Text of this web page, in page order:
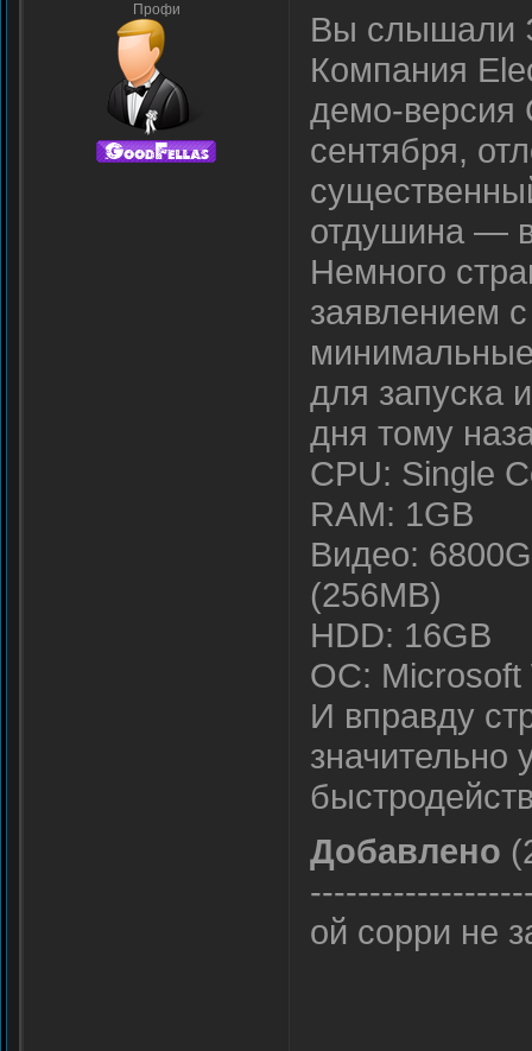
Профи
Вы слышали
Компания
демо-версия
сентября,
отдушина —
Немного
заявлением
для запуска
дня тому
CPU: Single
RAM: 1GB
Видео:
(256MB)
HDD: 16GB
ОС: Microsoft
И вправду
значительно
Добавлено
ой сорри не